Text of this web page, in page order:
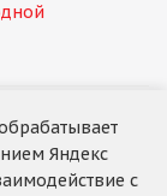
Яндекс
с